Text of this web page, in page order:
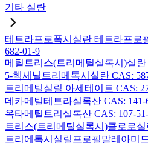
기타 실란
테트라프로폭시실란 테트라프로
682-01-9
메틸트리스(트리메틸실록시)실란
5-헥세닐트리메톡시실란 CAS:
트리메틸실릴 아세테이트 CAS:
데카메틸테트라실록산 CAS: 141-
옥타메틸트리실록산 CAS: 107-
트리스(트리메틸실록시)클로로실
트리에톡시실릴프로필말레아미